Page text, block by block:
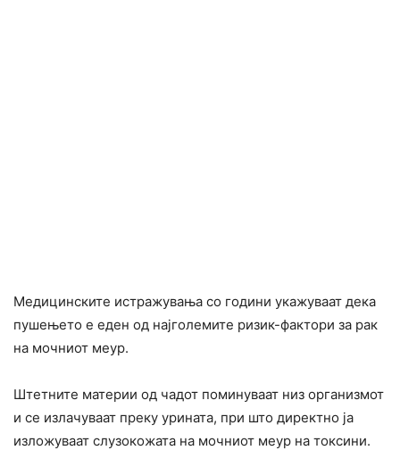
Медицинските истражувања со години укажуваат дека
пушењето е еден од најголемите ризик-фактори за рак
на мочниот меур.
Штетните материи од чадот поминуваат низ организмот
и се излачуваат преку урината, при што директно ја
изложуваат слузокожата на мочниот меур на токсини.